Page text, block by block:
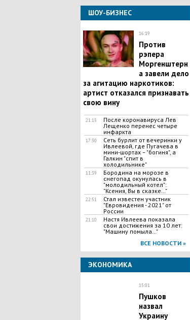
ШОУ-БИЗНЕС
16:19
Против
рэпера
Моргенштерн
а завели дело
за агитацию наркотиков:
артист отказался признавать
свою вину
21:15
После коронавируса Лев
Лещенко перенес четыре
инфаркта
17:30
Сеть бурлит от вечеринки у
Ивлеевой, где Пугачева в
мини-шортах – "богиня", а
Галкин "спит в
холодильнике"
11:39
Бородина на морозе в
снегопад окунулась в
"молодильный котел":
"Ксения, Вы в сказке…"
22:51
Стал известен участник
"Евровидения - 2021" от
России
21:10
Настя Ивлеева показала
свои достижения за 10 лет:
"Машину помыла…"
ВСЕ НОВОСТИ »
ЭКОНОМИКА
15:01
Пушков
назвал
Украину